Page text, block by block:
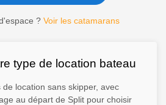
? Voir les catamarans
type de location bateau
location sans skipper, avec
au départ de Split pour choisir